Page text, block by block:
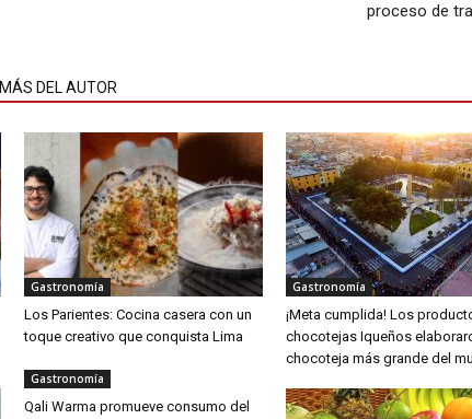
proceso de
MÁS DEL AUTOR
Gastronomía
Los Parientes: Cocina casera con un
toque creativo que conquista Lima
Gastronomía
¡Meta cumplida! Los
chocotejas Iqueños
chocoteja más grande del
Gastronomía
Qali Warma promueve consumo del